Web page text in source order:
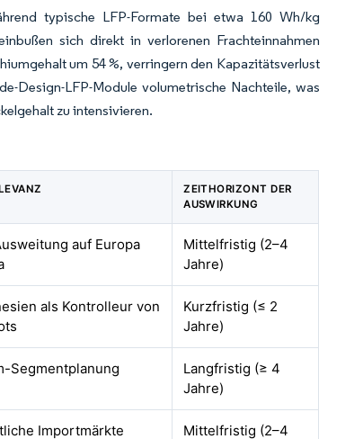
typische LFP-Formate bei etwa 160 Wh/kg
sich direkt in verlorenen Frachteinnahmen
um 54 %, verringern den Kapazitätsverlust
Design-LFP-Module volumetrische Nachteile, was
zu intensivieren.
ZEITHORIZONT DER
AUSWIRKUNG
auf Europa
Mittelfristig (2–4
Jahre)
als Kontrolleur von
Kurzfristig (≤ 2
Jahre)
Segmentplanung
Langfristig (≥ 4
Jahre)
Importmärkte Mittelfristig (2–4